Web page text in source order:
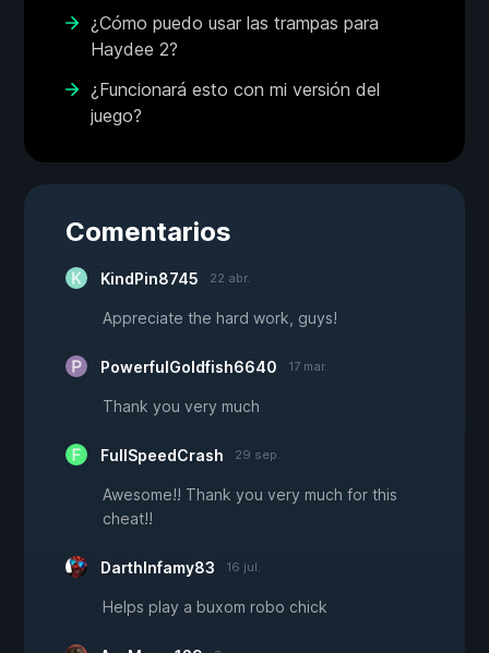
¿Cómo puedo usar las trampas para
Haydee 2?
¿Funcionará esto con mi versión del
juego?
Comentarios
KindPin8745 22 abr.
Appreciate the hard work, guys!
PowerfulGoldfish6640 17 mar.
Thank you very much
FullSpeedCrash 29 sep.
Awesome!! Thank you very much for this
cheat!!
DarthInfamy83 16 jul.
Helps play a buxom robo chick